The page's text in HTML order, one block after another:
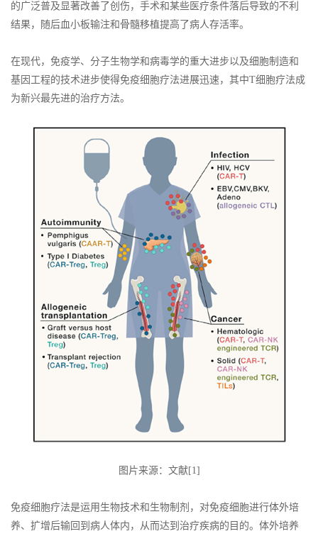
的广泛普及显著改善了创伤，手术和某些医疗条件落后导致的不利
结果，随后血小板输注和骨髓移植提高了病人存活率。
在现代，免疫学、分子生物学和病毒学的重大进步以及细胞制造和
基因工程的技术进步使得免疫细胞疗法进展迅速，其中T细胞疗法成
为新兴最先进的治疗方法。
图片来源：文献[1]
免疫细胞疗法是运用生物技术和生物制剂，对免疫细胞进行体外培
养、扩增后输回到病人体内，从而达到治疗疾病的目的。体外培养